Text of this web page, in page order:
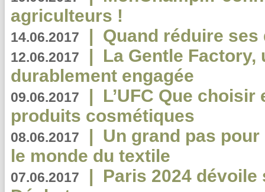
agriculteurs !
14.06.2017 | Quand réduire
12.06.2017 | La Gentle
durablement engagée
09.06.2017 | L’UFC Que
produits cosmétiques
08.06.2017 | Un grand pas
le monde du textile
07.06.2017 | Paris 2024